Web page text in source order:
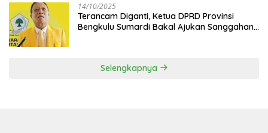
14/10/2025
Terancam Diganti, Ketua DPRD Provinsi
Bengkulu Sumardi Bakal Ajukan Sanggahan
Selengkapnya